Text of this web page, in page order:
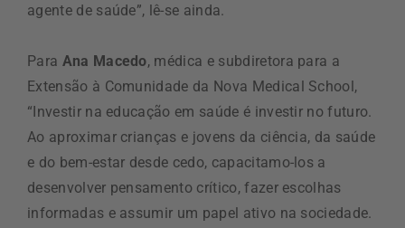
agente de saúde”, lê-se ainda.
Para Ana Macedo, médica e subdiretora para a
Extensão à Comunidade da Nova Medical School,
“Investir na educação em saúde é investir no futuro.
Ao aproximar crianças e jovens da ciência, da saúde
e do bem-estar desde cedo, capacitamo-los a
desenvolver pensamento crítico, fazer escolhas
informadas e assumir um papel ativo na sociedade.